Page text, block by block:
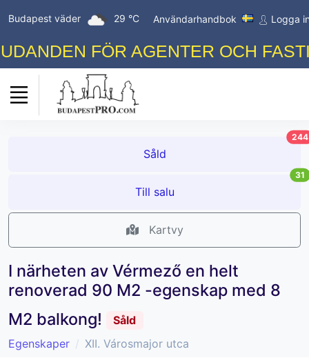
Budapest väder 29 °C Användarhandbok Logga
FÖR AGENTER OCH
Såld
244
Till salu
31
Kartvy
I närheten av Vérmező en helt
renoverad 90 M2 -egenskap med 8
M2 balkong!
Såld
Egenskaper
XII. Városmajor utca